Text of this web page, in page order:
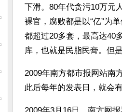
下滑。80年代贪污10万元
裸官，腐败都是以“亿”为
都超过20多套，最高达40
库，也就是民脂民膏。但
2009年南方都市报网站南
此后每年的发表日，就会